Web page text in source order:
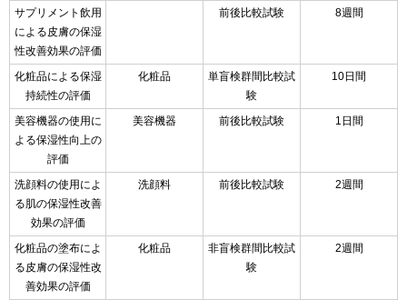
サプリメント飲用
による皮膚の保湿
性改善効果の評価
前後比較試験 8週間
化粧品による保湿
持続性の評価
化粧品
単盲検群間比較試
験
10日間
美容機器の使用に
よる保湿性向上の
評価
美容機器 前後比較試験 1日間
洗顔料の使用によ
る肌の保湿性改善
効果の評価
洗顔料 前後比較試験 2週間
化粧品の塗布によ
る皮膚の保湿性改
善効果の評価
化粧品
非盲検群間比較試
験
2週間